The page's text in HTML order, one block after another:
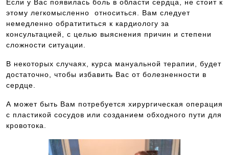
Если у Вас появилась боль в области сердца, не стоит к
этому легкомысленно относиться. Вам следует
немедленно обратититься к кардиологу за
консультацией, с целью выяснения причин и степени
сложности ситуации.
В некоторых случаях, курса мануальной терапии, будет
достаточно, чтобы избавить Вас от болезненности в
сердце.
А может быть Вам потребуется хирургическая операция
с пластикой сосудов или созданием обходного пути для
кровотока.